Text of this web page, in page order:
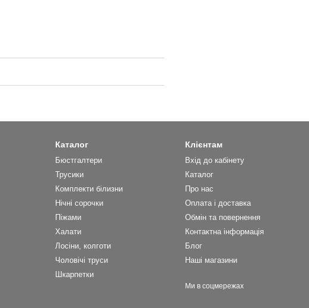
Каталог
Бюстгалтери
Трусики
Комплекти білизни
Нічні сорочки
Піжами
Халати
Лосіни, колготи
Чоловічі труси
Шкарпетки
Клієнтам
Вхід до кабінету
Каталог
Про нас
Оплата і доставка
Обмін та повернення
Контактна інформація
Блог
Наші магазини
Ми в соцмережах